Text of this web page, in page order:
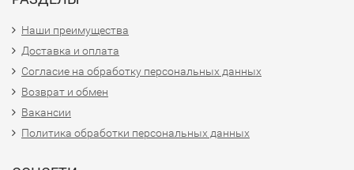
Наши преимущества
Доставка и оплата
Согласие на обработку персональных данных
Возврат и обмен
Вакансии
Политика обработки персональных данных